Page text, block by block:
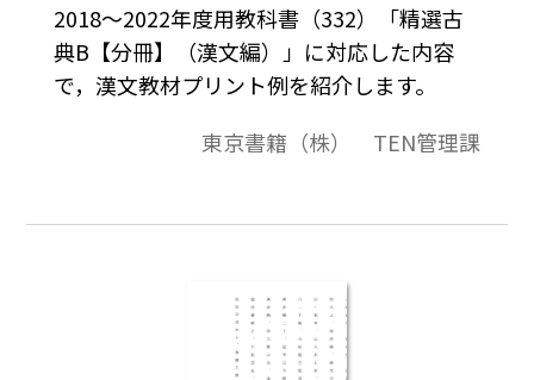
2018～2022年度用教科書（332）「精選古
典B【分冊】（漢文編）」に対応した内容
で，漢文教材プリント例を紹介します。
東京書籍（株） TEN管理課